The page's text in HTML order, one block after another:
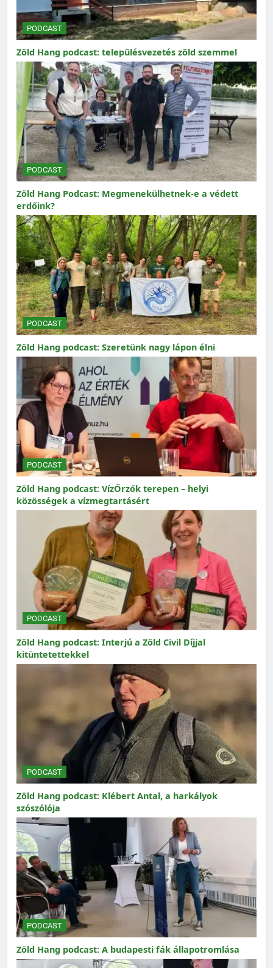
PODCAST
Zöld Hang podcast: településvezetés zöld szemmel
PODCAST
Zöld Hang Podcast: Megmenekülhetnek-e a védett
erdőink?
PODCAST
Zöld Hang podcast: Szeretünk nagy lápon élni
PODCAST
Zöld Hang podcast: VízŐrzők terepen – helyi
közösségek a vízmegtartásért
PODCAST
Zöld Hang podcast: Interjú a Zöld Civil Díjjal
kitüntetettekkel
PODCAST
Zöld Hang podcast: Klébert Antal, a harkályok
szószólója
PODCAST
Zöld Hang podcast: A budapesti fák állapotromlása